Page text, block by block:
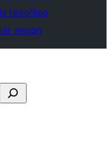
favoritos
sesión